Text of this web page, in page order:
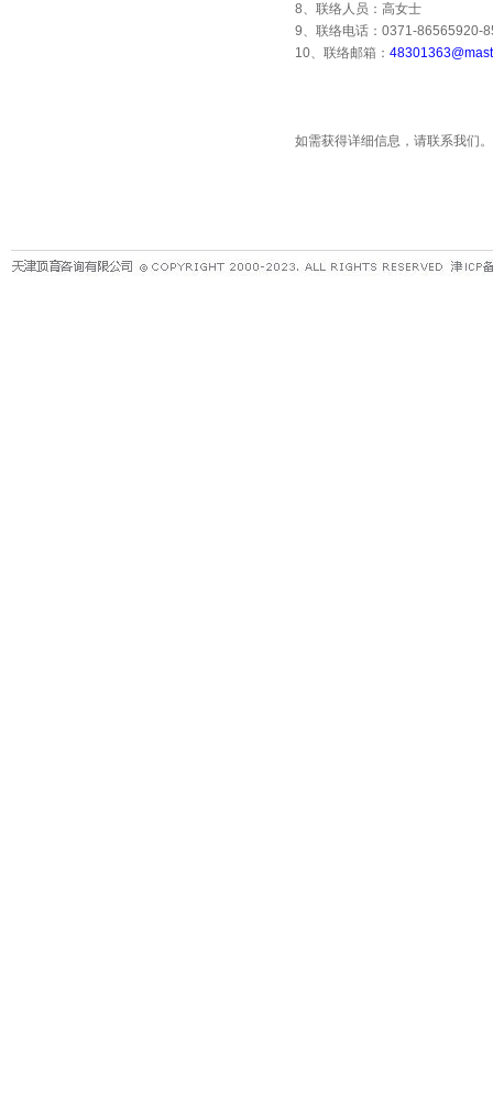
8、联络人员：高女士
9、联络电话： 0371-86565920-
10、联络邮箱：
如需获得详细信息，请联系我们。